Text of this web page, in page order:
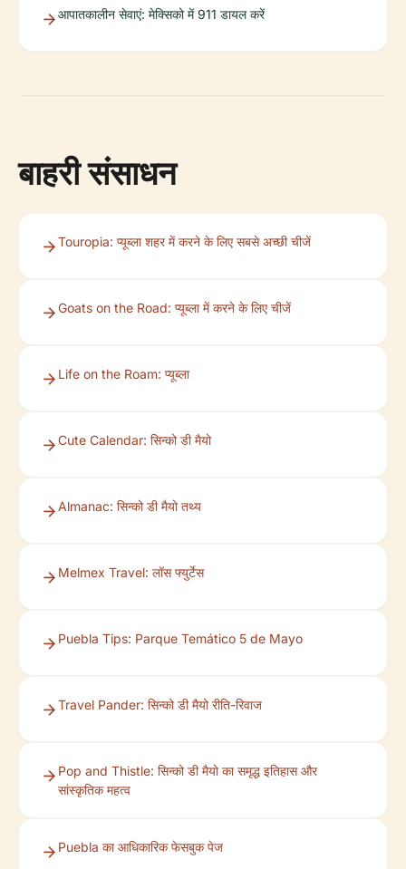
आपातकालीन सेवाएं: मेक्सिको में 911 डायल करें
बाहरी संसाधन
Touropia: प्यूब्ला शहर में करने के लिए सबसे अच्छी चीजें
Goats on the Road: प्यूब्ला में करने के लिए चीजें
Life on the Roam: प्यूब्ला
Cute Calendar: सिन्को डी मैयो
Almanac: सिन्को डी मैयो तथ्य
Melmex Travel: लॉस फ्युर्टेस
Puebla Tips: Parque Temático 5 de Mayo
Travel Pander: सिन्को डी मैयो रीति-रिवाज
Pop and Thistle: सिन्को डी मैयो का समृद्ध इतिहास और
सांस्कृतिक महत्व
Puebla का आधिकारिक फेसबुक पेज